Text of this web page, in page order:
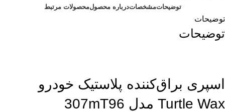
توضیحاتمشخصاتدرباره محصولمحصولات مرتبط
توضیحات
توضیحات
اسپری براق‌کننده پلاستیک خودرو
Turtle Wax مدل 307mT96